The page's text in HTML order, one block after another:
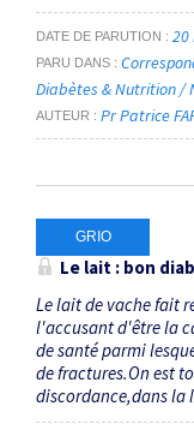
DATE DE PARUTION 20
PARU DANS
Diabètes & Nutrition /
AUTEUR Pr Patrice
GRIO
Le lait : bon
Le lait de vache fait
l'accusant d'être la
de santé parmi
de fractures.On est
discordance,dans la